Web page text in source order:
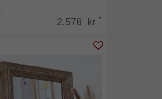
2.576 kr *